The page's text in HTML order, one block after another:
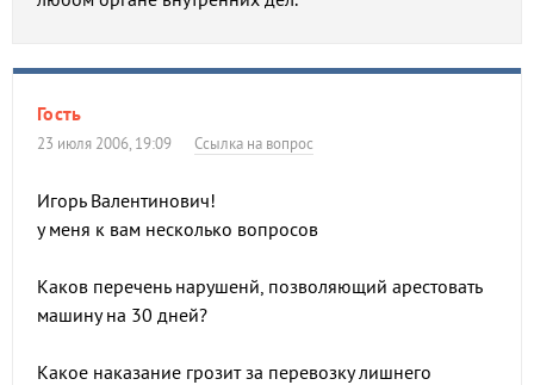
Гость
23 июля 2006, 19:09 Ссылка на вопрос
Игорь Валентинович!
у меня к вам несколько вопросов
Каков перечень нарушенй, позволяющий арестовать
машину на 30 дней?
Какое наказание грозит за перевозку лишнего